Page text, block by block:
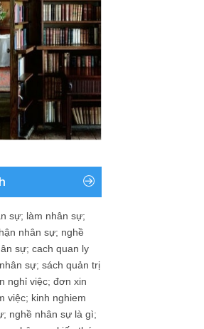
sự; làm nhân sự;
nhân sự; nghề
sự; cach quan ly
sự; sách quản trị
nghỉ việc; đơn xin
việc; kinh nghiem
; nghề nhân sự là gì;